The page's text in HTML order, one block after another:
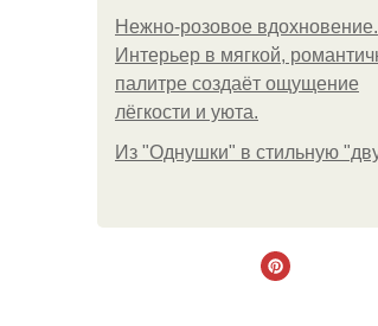
Нежно-розовое вдохновение.
Интерьер в мягкой,
палитре создаёт ощущение
лёгкости и уюта.
Из "Однушки" в стильную